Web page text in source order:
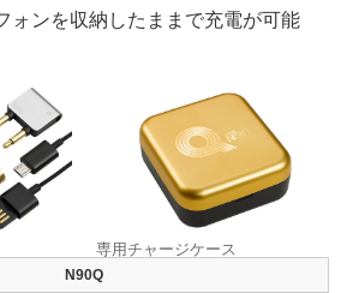
ォンを収納したままで充電が可能
専用チャージケース
N90Q